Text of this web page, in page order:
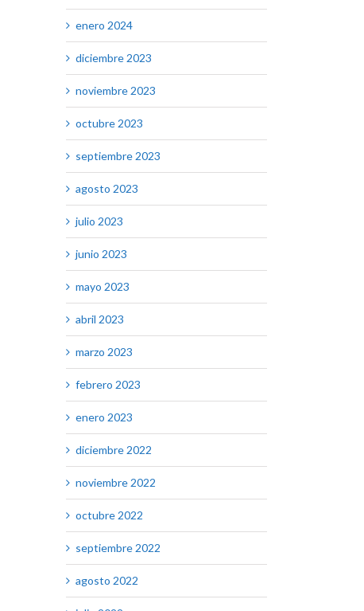
enero 2024
diciembre 2023
noviembre 2023
octubre 2023
septiembre 2023
agosto 2023
julio 2023
junio 2023
mayo 2023
abril 2023
marzo 2023
febrero 2023
enero 2023
diciembre 2022
noviembre 2022
octubre 2022
septiembre 2022
agosto 2022